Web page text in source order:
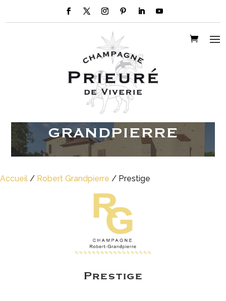
Champagnes ROBERT –
GRANDPIERRE
Accueil / Robert Grandpierre / Prestige
Prestige